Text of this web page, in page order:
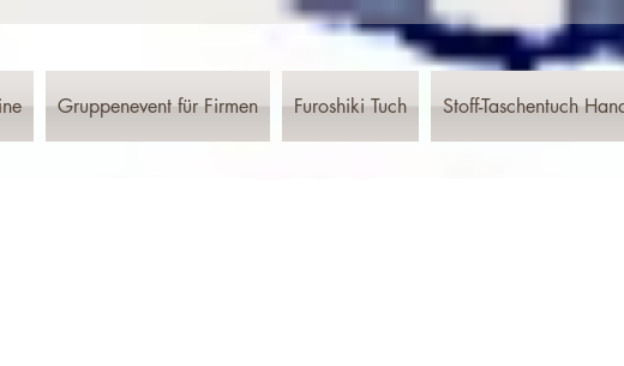
Gruppenevent für Firmen Furoshiki Tuch Stoff-Taschentuch